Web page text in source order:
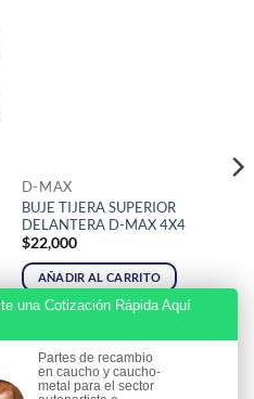
D-MAX
BUJE TIJERA SUPERIOR
DELANTERA D-MAX 4X4
$22,000
AÑADIR AL CARRITO
AÑADIR AL
PRESUPUESTO
una Cotización Rápida Aquí
Partes de recambio
en caucho y caucho-
metal para el sector